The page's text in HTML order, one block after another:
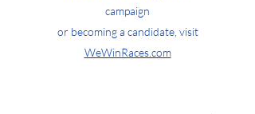
campaign
or becoming a candidate, visit
WeWinRaces.com